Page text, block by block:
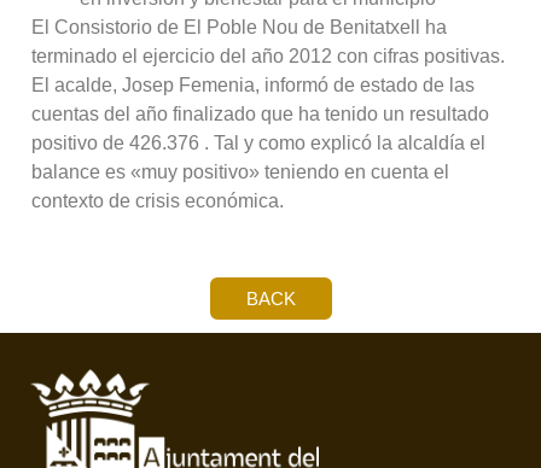
El Consistorio de El Poble Nou de Benitatxell ha
terminado el ejercicio del año 2012 con cifras positivas.
El acalde, Josep Femenia, informó de estado de las
cuentas del año finalizado que ha tenido un resultado
positivo de 426.376 . Tal y como explicó la alcaldía el
balance es «muy positivo» teniendo en cuenta el
contexto de crisis económica.
BACK